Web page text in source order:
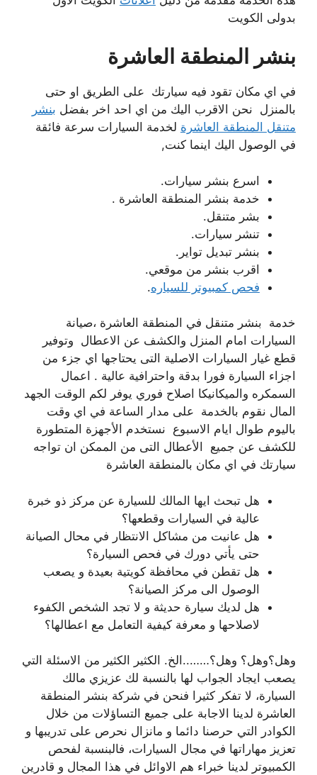
بدولى الكويت
بنشر المنطقة العاشرة
في اي مكان تقود فيه سيارتك على الطريق او حتى
بالمنزل نحن الاقرب اليك من اي احد اخر بفضل بنشر
متنقل المنطقة العاشرة لخدمة السيارات سرعة فائقة
في الوصول اليك اينما كنت,
اسرع بنشر سيارات.
خدمة بنشر المنطقة العاشرة .
بشر متنقل.
تنشر سيارات.
بنشر تبديل تواير.
اقرب بنشر من موقعي.
فحص كمبيوتر للسياره.
خدمة بنشر متنقل في المنطقة العاشرة ،صيانة
السيارات امام المنزل والكشف عن الاعطال وتوفير
قطع غيار السيارات الاصلية التى يحتاجها اي جزء من
اجزاء السيارة فورا بدقة واحترافية عالية . اعمال
السمكره والميكانيكا اصلاح فوري يوفر لكم الوقت الجهد
المال نقوم بالخدمة على مدار الساعة في اي وقت
باليوم طوال ايام الاسبوع نستخدم الأجهزة المتطورة
للكشف عن جميع الأعطال التى من الممكن ان تواجه
سيارتك في اي مكان بالمنطقة العاشرة
هل تبحث ايها المالك للسيارة عن مركز ذو خبرة
عالية في السيارات وقطعها؟
هل عانيت من مشاكل الانتظار في محال الصيانة
حتى يأتي دورك في فحص السيارة؟
هل تقطن في محافظة كويتية بعيدة و يصعب
الوصول الى مركز الصيانة؟
هل لديك سيارة حديثة و لا تجد الشخص الكفوء
لاصلاحها و معرفة كيفية التعامل مع اعطالها؟
وهل؟وهل؟ وهل؟……..الخ. الكثير الكثير من الاسئلة التي
يصعب ايجاد الجواب لها بالنسبة لك عزيزي مالك
السيارة، لا تفكر كثيرا فنحن في شركة بنشر المنطقة
العاشرة لدينا الاجابة على جميع التساؤلات من خلال
الكوادر التي حرصنا دائما و مانزال نحرص على تدريبها و
تعزيز مهاراتها في مجال السيارات، فالبنسبة لفحص
الكمبيوتر لدينا خبراء هم الاوائل في هذا المجال و قادرين